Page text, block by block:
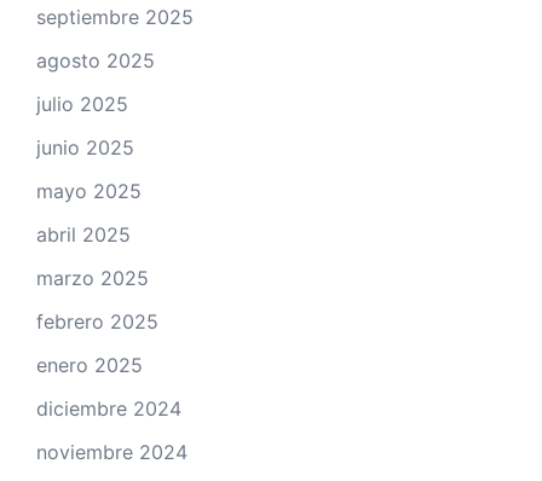
septiembre 2025
agosto 2025
julio 2025
junio 2025
mayo 2025
abril 2025
marzo 2025
febrero 2025
enero 2025
diciembre 2024
noviembre 2024